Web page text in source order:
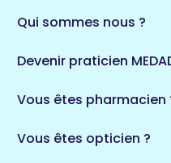
Qui sommes nous ?
Devenir praticien
Vous êtes pharmacien
Vous êtes opticien ?